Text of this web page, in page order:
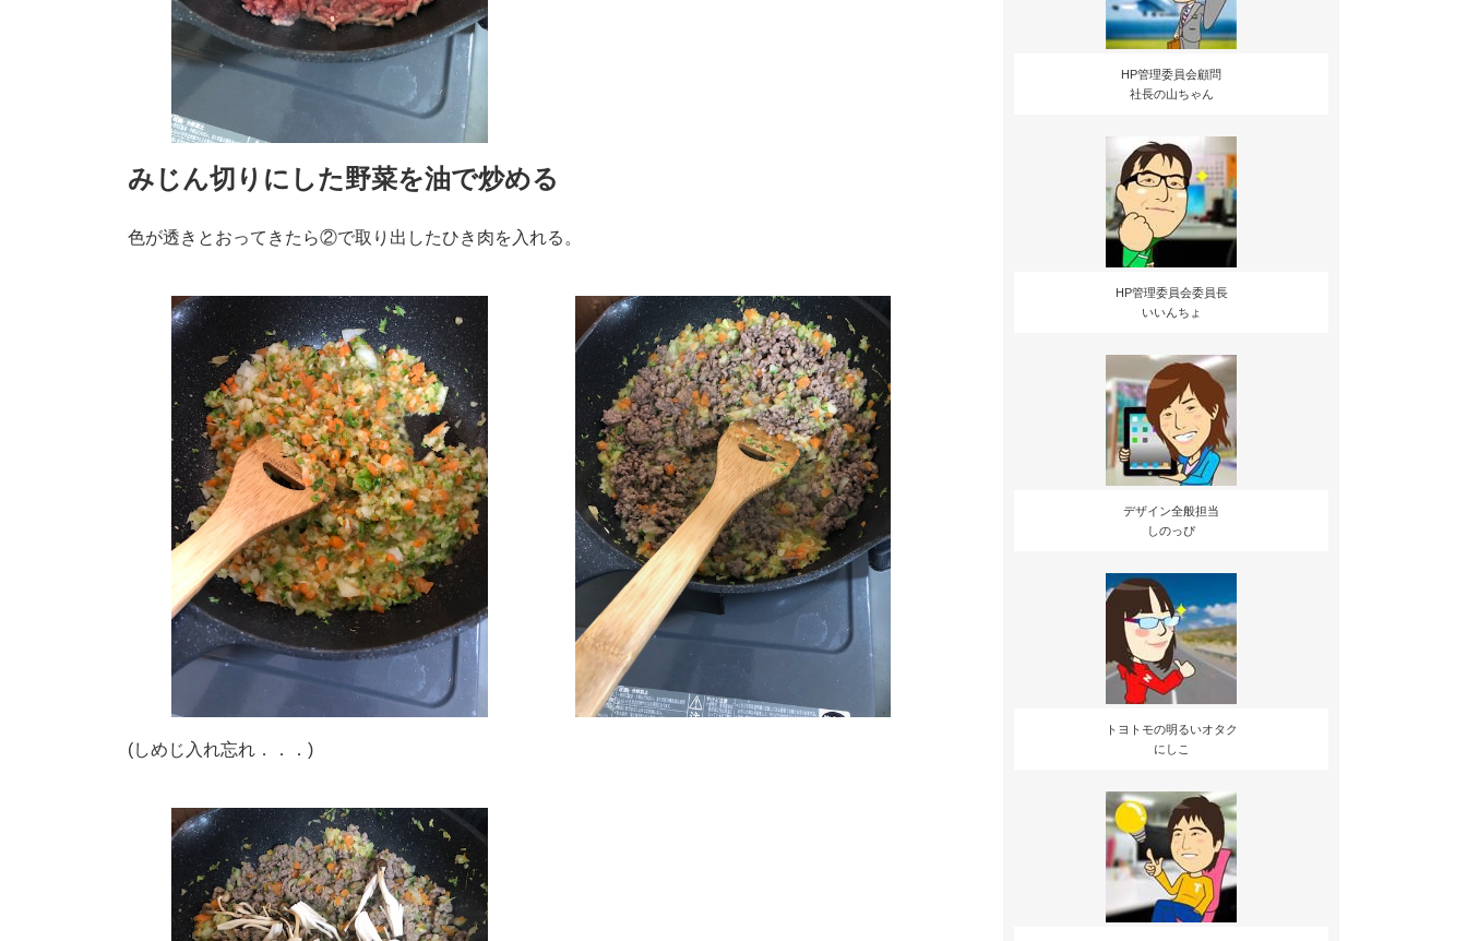
みじん切りにした野菜を油で炒める
色が透きとおってきたら②で取り出したひき肉を入れる。
(しめじ入れ忘れ．．．)
HP管理委員会顧問
社長の山ちゃん
HP管理委員会委員長
いいんちょ
デザイン全般担当
しのっぴ
トヨトモの明るいオタク
にしこ